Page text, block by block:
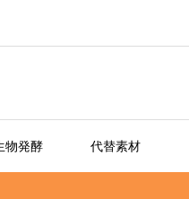
物発酵 代替素材